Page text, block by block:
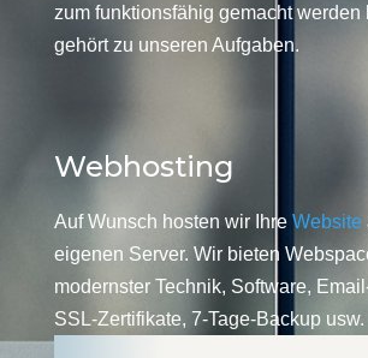
zum funktionsfähig gemacht werden
gehört zu unseren Aufgaben.
Webhosting
Auf Wunsch hosten wir Ihre Website
eigenen Server. Wir bieten
modernster Technik, Software,
SSL-Zertifikate, 7-Tage-Backup usw.